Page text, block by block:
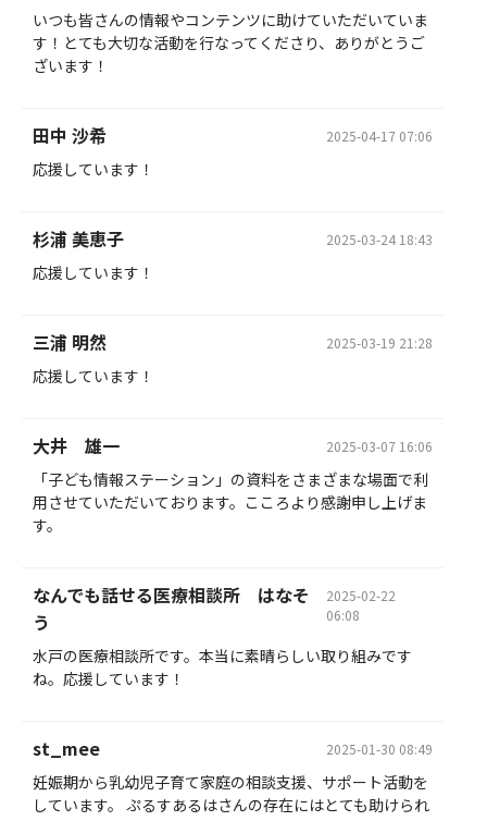
いつも皆さんの情報やコンテンツに助けていただいていま
す！とても大切な活動を行なってくださり、ありがとうご
ざいます！
田中 沙希 2025-04-17 07:06
応援しています！
杉浦 美恵子 2025-03-24 18:43
応援しています！
三浦 明然 2025-03-19 21:28
応援しています！
大井 雄一 2025-03-07 16:06
「子ども情報ステーション」の資料をさまざまな場面で利
用させていただいております。こころより感謝申し上げま
す。
なんでも話せる医療相談所 はなそ
う
2025-02-22
06:08
水戸の医療相談所です。本当に素晴らしい取り組みです
ね。応援しています！
st_mee 2025-01-30 08:49
妊娠期から乳幼児子育て家庭の相談支援、サポート活動を
しています。 ぷるすあるはさんの存在にはとても助けられ